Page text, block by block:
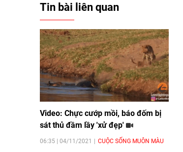
Tin bài liên quan
Video: Chực cướp mồi, báo đốm bị
sát thủ đầm lầy 'xử đẹp'
06:35 | 04/11/2021 CUỘC SỐNG MUÔN MÀU